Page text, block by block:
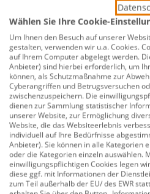
UVP:
Wählen Sie Ihre Cookie-
Um Ihnen den Besuch auf unserer
gestalten, verwenden wir u.a. Cookies.
auf Ihrem Computer abgelegt werden.
Anbieter) sind hierbei erforderlich, um
können, als Schutzmaßnahme zur
Cyberangriffen und Betrugsversuchen
zwischenzuspeichern. Die
dienen zur Sammlung statistischer
unserer Website, zur Ermöglichung
Website, die das Websiteerlebnis
individuell auf Ihre Bedürfnisse
Anbieter). Sie können in alle Kategorien
oder die Kategorien einzeln auswählen.
einwilligungspflichtigen Cookies legen
diese ggf. mit Informationen der
zum Teil außerhalb der EU/ des EWR